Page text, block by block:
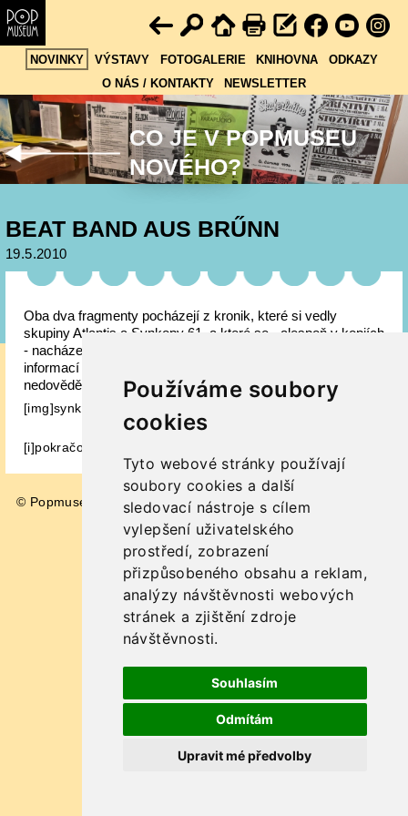
Používáme soubory
cookies
Tyto webové stránky používají
soubory cookies a další
sledovací nástroje s cílem
vylepšení uživatelského
prostředí, zobrazení
přizpůsobeného obsahu a reklam,
analýzy návštěvnosti webových
stránek a zjištění zdroje
návštěvnosti.
Souhlasím
Odmítám
Upravit mé předvolby
NOVINKY VÝSTAVY FOTOGALERIE KNIHOVNA
ODKAZY
O NÁS / KONTAKTY
NEWSLETTER
CO JE V POPMUSEU
NOVÉHO?
BEAT BAND AUS BRŰNN
19.5.2010
Oba dva fragmenty pocházejí z kronik, které si vedly
skupiny Atlantis a Synkopy 61, a které se - alespoň v kopiích
- nacházejí ve sbírkách Popmusea. Neocenitelný zdroj
informací a pramenů, věci, které by se badatel odjinud
nedověděl.
[img]synkopy.jpg[/img] [img]atlantis.jpg[/img]
[i]pokračování zítra[/i]
© Popmuseum 2026